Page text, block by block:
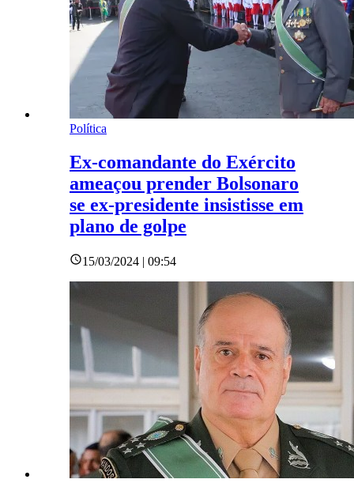
Política
Ex-comandante do Exército
ameaçou prender Bolsonaro
se ex-presidente insistisse em
plano de golpe
15/03/2024 | 09:54